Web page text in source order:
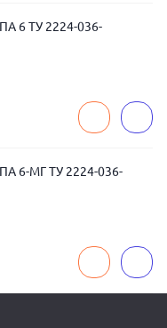
6 ТУ 2224-036-
6-МГ ТУ 2224-036-